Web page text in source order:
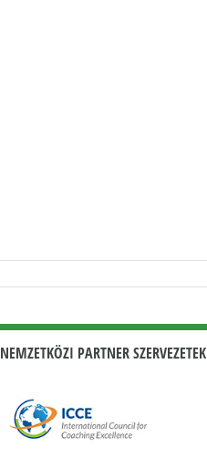
NEMZETKÖZI PARTNER SZERVEZETEK